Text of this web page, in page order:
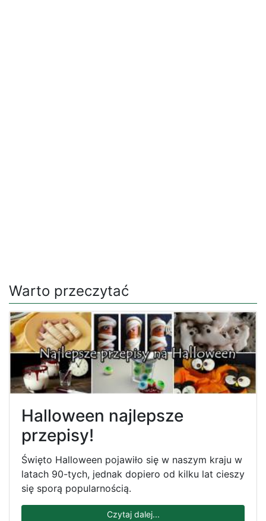
Warto przeczytać
Halloween najlepsze
przepisy!
Święto Halloween pojawiło się w naszym kraju w
latach 90-tych, jednak dopiero od kilku lat cieszy
się sporą popularnością.
Czytaj dalej...